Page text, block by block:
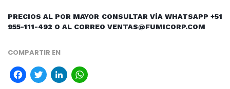
PRECIOS AL POR MAYOR CONSULTAR VÍA WHATSAPP +51
955-111-492 O AL CORREO VENTAS@FUMICORP.COM
COMPARTIR EN
Facebook
TwitterLinkedIn